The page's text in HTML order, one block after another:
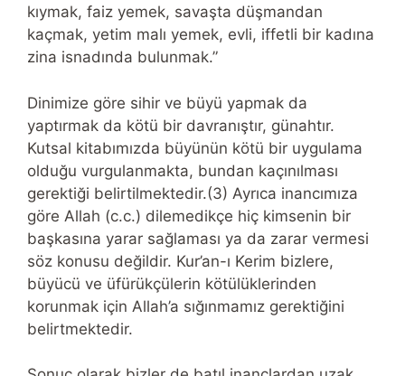
kıymak, faiz yemek, savaşta düşmandan
kaçmak, yetim malı yemek, evli, iffetli bir kadına
zina isnadında bulunmak.”
Dinimize göre sihir ve büyü yapmak da
yaptırmak da kötü bir davranıştır, günahtır.
Kutsal kitabımızda büyünün kötü bir uygulama
olduğu vurgulanmakta, bundan kaçınılması
gerektiği belirtilmektedir.(3) Ayrıca inancımıza
göre Allah (c.c.) dilemedikçe hiç kimsenin bir
başkasına yarar sağlaması ya da zarar vermesi
söz konusu değildir. Kur’an-ı Kerim bizlere,
büyücü ve üfürükçülerin kötülüklerinden
korunmak için Allah’a sığınmamız gerektiğini
belirtmektedir.